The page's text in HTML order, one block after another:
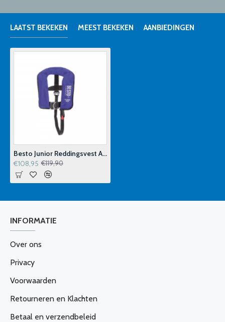
LAATST BEKEKEN MEEST BEKEKEN AANBIEDINGEN
Besto Junior Reddingsvest Auto 15-40 kg Blauw
€108,95 €119,90
INFORMATIE
Over ons
Privacy
Voorwaarden
Retourneren en Klachten
Betaal en verzendbeleid